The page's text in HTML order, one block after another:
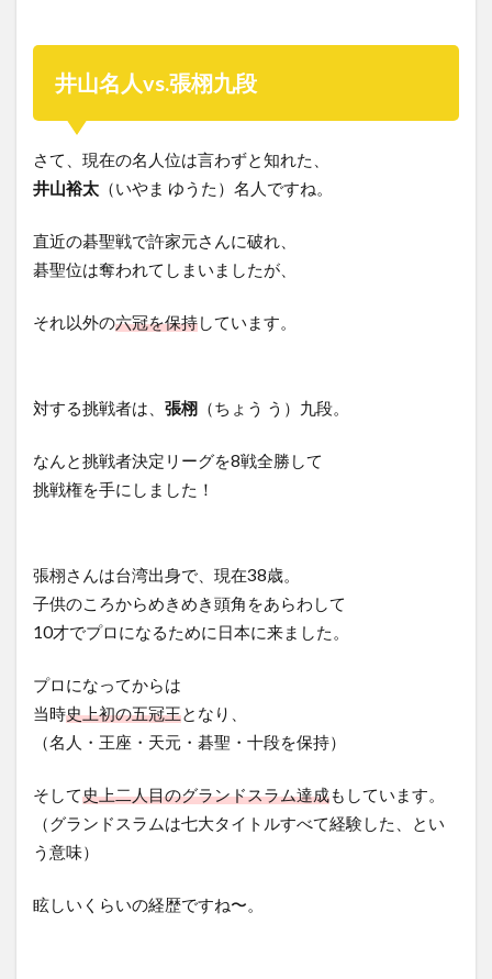
井山名人vs.張栩九段
さて、現在の名人位は言わずと知れた、
井山裕太 （いやま ゆうた）名人ですね。
直近の碁聖戦で許家元さんに破れ、
碁聖位は奪われてしまいましたが、
それ以外の六冠を保持しています。
対する挑戦者は、 張栩 （ちょう う）九段。
なんと挑戦者決定リーグを8戦全勝して
挑戦権を手にしました！
張栩さんは台湾出身で、現在38歳。
子供のころからめきめき頭角をあらわして
10才でプロになるために日本に来ました。
プロになってからは
当時史上初の五冠王となり、
（名人・王座・天元・碁聖・十段を保持）
そして史上二人目のグランドスラム達成もしています。
（グランドスラムは七大タイトルすべて経験した、とい
う意味）
眩しいくらいの経歴ですね〜。